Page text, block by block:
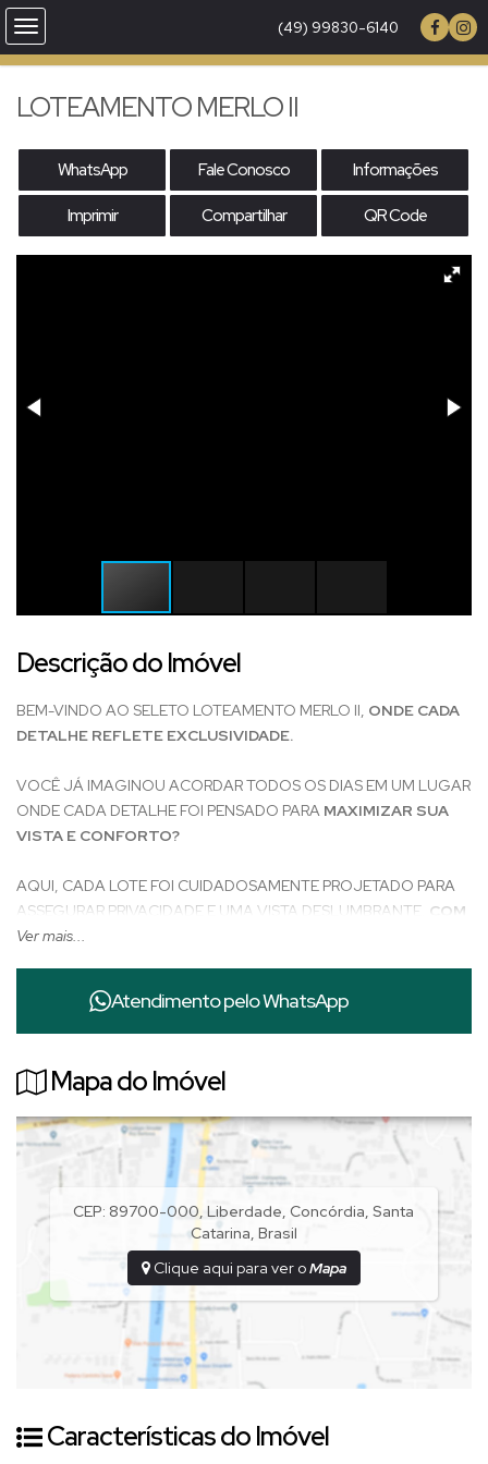
(49) 99830-6140
LOTEAMENTO MERLO II
WhatsApp Fale Conosco Informações
Imprimir Compartilhar QR Code
Descrição do Imóvel
BEM-VINDO AO SELETO LOTEAMENTO MERLO II, ONDE CADA
DETALHE REFLETE EXCLUSIVIDADE.
VOCÊ JÁ IMAGINOU ACORDAR TODOS OS DIAS EM UM LUGAR
ONDE CADA DETALHE FOI PENSADO PARA MAXIMIZAR SUA
VISTA E CONFORTO?
AQUI, CADA LOTE FOI CUIDADOSAMENTE PROJETADO PARA
ASSEGURAR PRIVACIDADE E UMA VISTA DESLUMBRANTE, COM
A GARANTIA DE QUE NENHUM PROJETO IRÁ INTERFERIR
LOTEAMENTO MERLO II COMBINA EXCLUSIVIDADE COM
ACESSIBILIDADE. MAS O QUE REALMENTE TORNA ESTE LUGAR
ÚNICO?
A 1.116M² E PROJETOS DE CASAS DE ALTO PADRÃO JÁ
APROVADOS.
AQUI SUA VISTA É PRESERVADA POR DESIGN
INTELIGENTE — ONDE UM TERRENO NÃO INTERFERE NA
VISTA DO OUTRO.
IMAGINE SUA NOVA CASA ENTRE AS MAIS VALORIZADAS
DA REGIÃO, PROJETADA PARA ENCANTAR E VALORIZAR SEU
INVESTIMENTO.
FAÇA PARTE DO GRUPO EXCLUSIVO DE PROPRIETÁRIOS
Ver mais...
Atendimento peloWhatsApp
Mapa do Imóvel
CEP: 89700-000,Liberdade,Concórdia,Santa
Catarina, Brasil
Clique aqui para ver oMapa
Características do Imóvel